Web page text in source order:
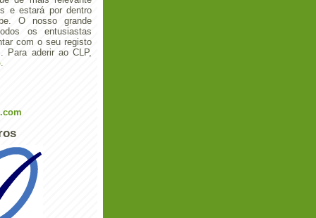
e estará por dentro
O nosso grande
os entusiastas
com o seu registo
Para aderir ao CLP,
.